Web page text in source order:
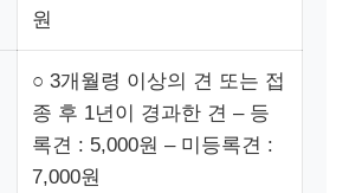
원
○ 3개월령 이상의 견 또는 접
종 후 1년이 경과한 견 – 등
록견 : 5,000원 – 미등록견 :
7,000원